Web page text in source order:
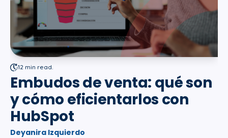
12 min read.
Embudos de venta: qué son
y cómo eficientarlos con
HubSpot
Deyanira Izquierdo